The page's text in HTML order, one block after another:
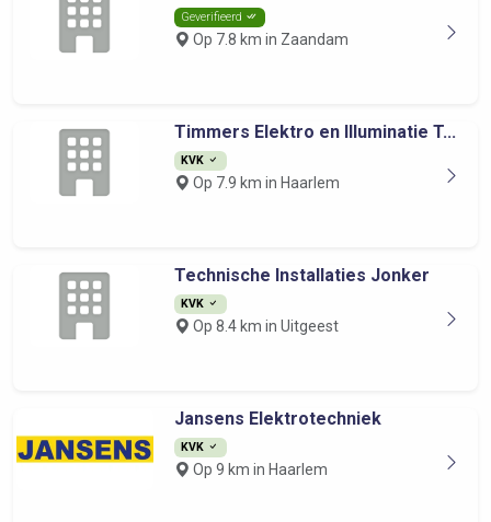
Geverifieerd
Op 7.8 km in Zaandam
Timmers Elektro en Illuminatie T...
KVK
Op 7.9 km in Haarlem
Technische Installaties Jonker
KVK
Op 8.4 km in Uitgeest
Jansens Elektrotechniek
KVK
Op 9 km in Haarlem